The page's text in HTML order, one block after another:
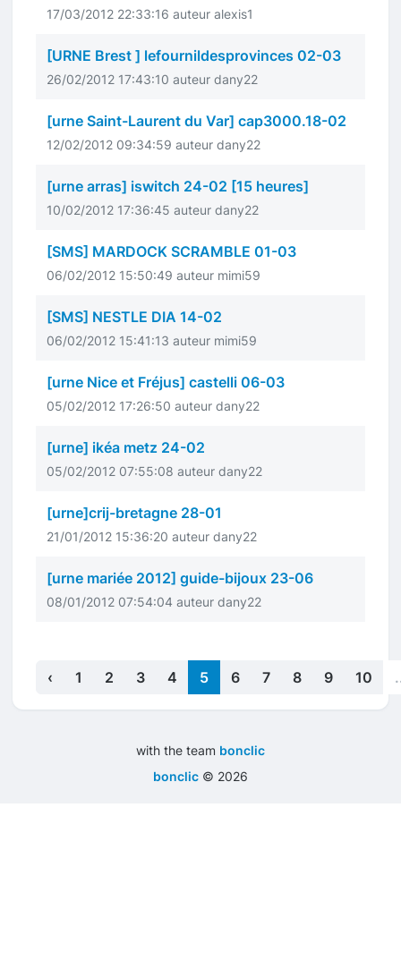
17/03/2012 22:33:16 auteur alexis1
[URNE Brest ] lefournildesprovinces 02-03
26/02/2012 17:43:10 auteur dany22
[urne Saint-Laurent du Var] cap3000.18-02
12/02/2012 09:34:59 auteur dany22
[urne arras] iswitch 24-02 [15 heures]
10/02/2012 17:36:45 auteur dany22
[SMS] MARDOCK SCRAMBLE 01-03
06/02/2012 15:50:49 auteur mimi59
[SMS] NESTLE DIA 14-02
06/02/2012 15:41:13 auteur mimi59
[urne Nice et Fréjus] castelli 06-03
05/02/2012 17:26:50 auteur dany22
[urne] ikéa metz 24-02
05/02/2012 07:55:08 auteur dany22
[urne]crij-bretagne 28-01
21/01/2012 15:36:20 auteur dany22
[urne mariée 2012] guide-bijoux 23-06
08/01/2012 07:54:04 auteur dany22
‹ 1 2 3 4 5 6 7 8 9 10
with the team bonclic
bonclic © 2026